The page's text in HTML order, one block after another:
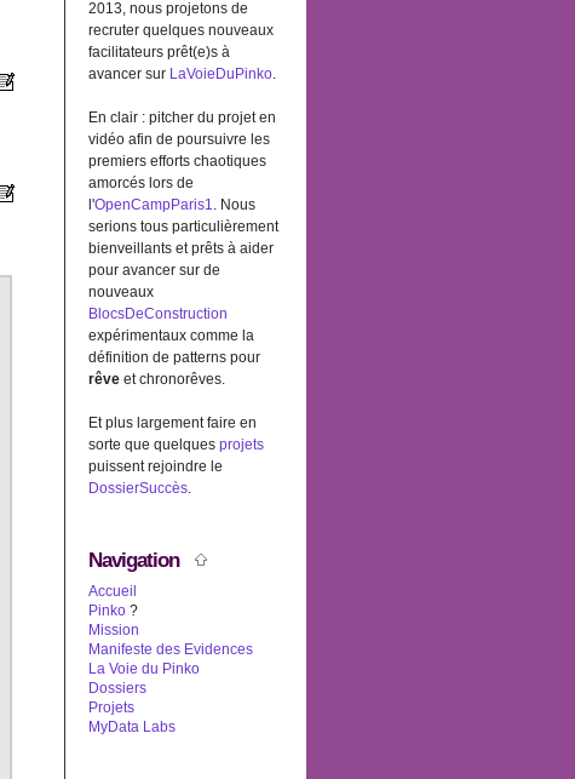
2013, nous projetons de
recruter quelques nouveaux
facilitateurs prêt(e)s à
avancer sur LaVoieDuPinko.
En clair : pitcher du projet en
vidéo afin de poursuivre les
premiers efforts chaotiques
amorcés lors de
l'OpenCampParis1. Nous
serions tous particulièrement
bienveillants et prêts à aider
pour avancer sur de
nouveaux
BlocsDeConstruction
expérimentaux comme la
définition de patterns pour
rêve et chronorêves.
Et plus largement faire en
sorte que quelques projets
puissent rejoindre le
DossierSuccès.
Navigation
Accueil
Pinko ?
Mission
Manifeste des Evidences
La Voie du Pinko
Dossiers
Projets
MyData Labs